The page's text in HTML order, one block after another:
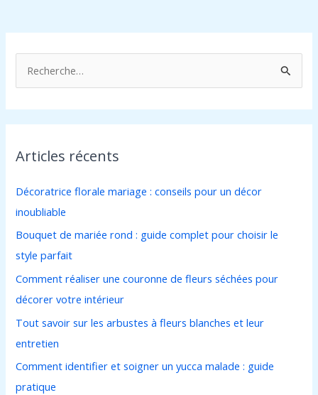
c
e
c
h
e
r
:
Articles récents
Décoratrice florale mariage : conseils pour un décor
inoubliable
Bouquet de mariée rond : guide complet pour choisir le
style parfait
Comment réaliser une couronne de fleurs séchées pour
décorer votre intérieur
Tout savoir sur les arbustes à fleurs blanches et leur
entretien
Comment identifier et soigner un yucca malade : guide
pratique